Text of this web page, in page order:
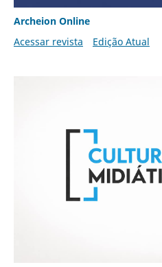
Archeion Online
Acessar revista
Edição Atual